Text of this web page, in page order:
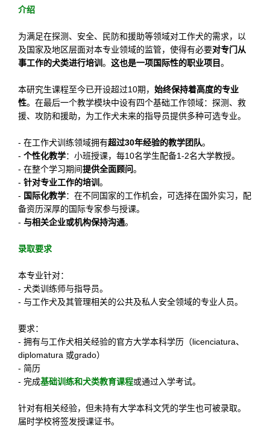
介绍
为满足在探测、安全、民防和援助等领域对工作犬的需求，以
及国家及地区层面对本专业领域的监管，使得有必要对专门从
事工作的犬类进行培训 。 这也是一项国际性的职业项目。
本研究生课程至今已开设超过10期， 始终保持着高度的专业
性。在最后一个教学模块中设有四个基础工作领域：探测、救
援、攻防和援助，为工作犬未来的指导员提供多种可选专业。
- 在工作犬训练领域拥有超过30年经验的教学团队。
- 个性化教学：小班授课，每10名学生配备1-2名大学教授。
- 在整个学习期间提供全面顾问。
- 针对专业工作的培训 。
- 国际化教学：在不同国家的工作机会，可选择在国外实习，配
备资历深厚的国际专家参与授课。
- 与相关企业或机构保持沟通。
录取要求
本专业针对：
- 犬类训练师与指导员。
- 与工作犬及其管理相关的公共及私人安全领域的专业人员。
要求：
- 拥有与工作犬相关经验的官方大学本科学历（licenciatura、
diplomatura 或grado）
- 简历
- 完成基础训练和犬类教育课程或通过入学考试。
针对有相关经验，但未持有大学本科文凭的学生也可被录取。
届时学校将签发授课证书。